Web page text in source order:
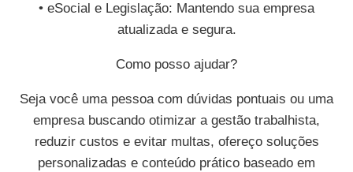
• eSocial e Legislação: Mantendo sua empresa
atualizada e segura.
Como posso ajudar?
Seja você uma pessoa com dúvidas pontuais ou uma
empresa buscando otimizar a gestão trabalhista,
reduzir custos e evitar multas, ofereço soluções
personalizadas e conteúdo prático baseado em